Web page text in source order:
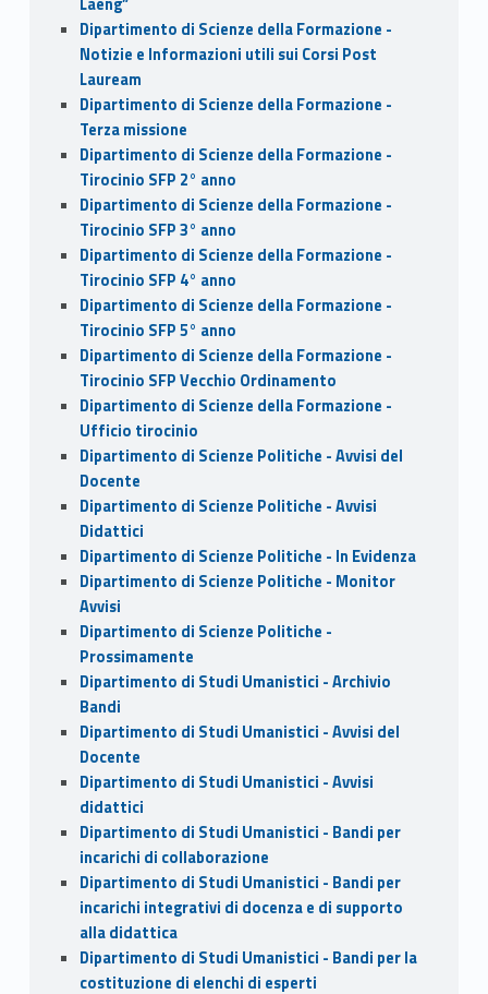
Dipartimento di Scienze della Formazione -
Notizie e Informazioni utili sui Corsi Post
Lauream
Dipartimento di Scienze della Formazione -
Terza missione
Dipartimento di Scienze della Formazione -
Tirocinio SFP 2° anno
Dipartimento di Scienze della Formazione -
Tirocinio SFP 3° anno
Dipartimento di Scienze della Formazione -
Tirocinio SFP 4° anno
Dipartimento di Scienze della Formazione -
Tirocinio SFP 5° anno
Dipartimento di Scienze della Formazione -
Tirocinio SFP Vecchio Ordinamento
Dipartimento di Scienze della Formazione -
Ufficio tirocinio
Dipartimento di Scienze Politiche - Avvisi del
Docente
Dipartimento di Scienze Politiche - Avvisi
Didattici
Dipartimento di Scienze Politiche - In Evidenza
Dipartimento di Scienze Politiche - Monitor
Avvisi
Dipartimento di Scienze Politiche -
Prossimamente
Dipartimento di Studi Umanistici - Archivio
Bandi
Dipartimento di Studi Umanistici - Avvisi del
Docente
Dipartimento di Studi Umanistici - Avvisi
didattici
Dipartimento di Studi Umanistici - Bandi per
incarichi di collaborazione
Dipartimento di Studi Umanistici - Bandi per
incarichi integrativi di docenza e di supporto
alla didattica
Dipartimento di Studi Umanistici - Bandi per la
costituzione di elenchi di esperti